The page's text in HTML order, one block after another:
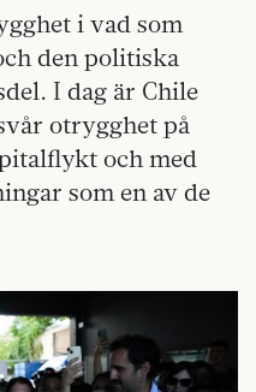
i vad som
den politiska
I dag är Chile
otrygghet på
och med
som en av de